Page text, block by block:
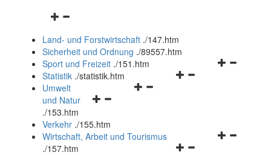
Navigationsmenü
und
schließen
Land- und Forstwirtschaft ./147.htm
Sicherheit und Ordnung ./89557.htm
Navigationsmenü
Sport und Freizeit ./151.htm
Navigationsmenü
Statistik ./statistik.htm
Navigationsmenü
und
schließen
Umwelt
und Natur
./153.htm
Verkehr ./155.htm
Navigationsmenü
Wirtschaft, Arbeit und Tourismus
./157.htm